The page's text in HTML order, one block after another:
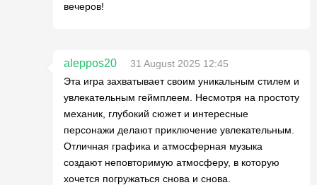
вечеров!
aleppos20
31 August 2025 12:45
Эта игра захватывает своим уникальным стилем и
увлекательным геймплеем. Несмотря на простоту
механик, глубокий сюжет и интересные
персонажи делают приключение увлекательным.
Отличная графика и атмосферная музыка
создают неповторимую атмосферу, в которую
хочется погружаться снова и снова.